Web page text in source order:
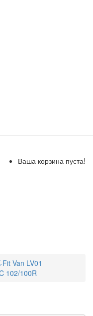
Ваша корзина пуста!
Fit Van LV01
102/100R